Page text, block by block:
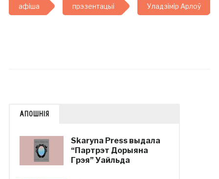
афіша прэзентацыі Уладзімір Арлоў
АПОШНІЯ
Skaryna Press выдала
“Партрэт Дорыяна
Грэя” Уайльда